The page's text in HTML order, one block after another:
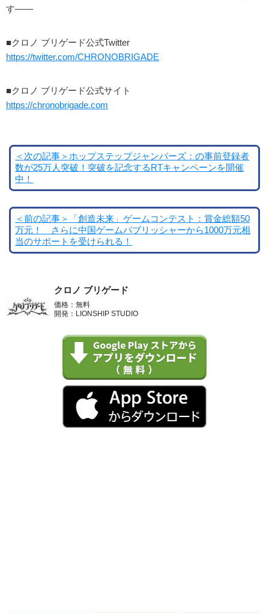
す――
■クロノ ブリゲード公式Twitter
https://twitter.com/CHRONOBRIGADE
■クロノ ブリゲード公式サイト
https://chronobrigade.com
＜次の記事＞ホップステップジャンパーズ：の事前登録者
数が25万人突破！突破を記念するRTキャンペーンを開催
中！
＜前の記事＞「創造未来」ゲームコンテスト：賞金総額50
万元！ さらに中国ゲームパブリッシャーから1000万元相
当のサポートを受けられる！
クロノ ブリゲード
価格：無料
開発：LIONSHIP STUDIO